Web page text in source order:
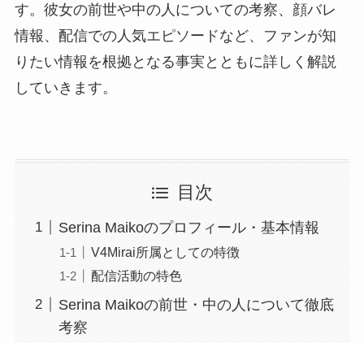
す。彼女の前世や中の人についての考察、顔バレ
情報、配信での人気エピソードなど、ファンが知
りたい情報を根拠となる事実とともに詳しく解説
していきます。
目次
Serina Maikoのプロフィール・基本情報
V4Mirai所属としての特徴
配信活動の特色
Serina Maikoの前世・中の人について徹底
考察